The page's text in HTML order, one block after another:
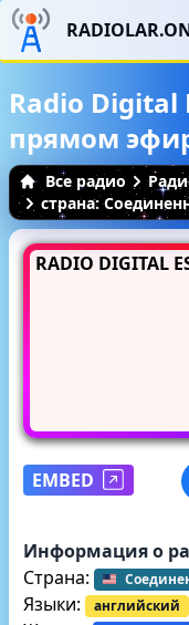
Radio Digital
прямом
Все радио
страна:
RADIO DIGITAL
EMBED
Информация о
Страна:
Языки: английский